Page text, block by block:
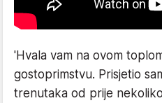
'Hvala vam na ovom
gostoprimstvu. Prisjetio
trenutaka od prije